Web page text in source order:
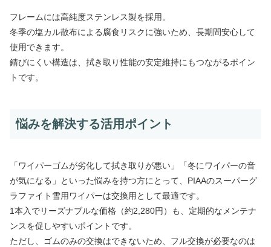
フレームには高純度ステンレス製を採用。
冬季の塩カル散布による腐食リスクに強いため、長期間安心して
使用できます。
錆びにくい構造は、拭き取り性能の安定維持にもつながるポイン
トです。
悩みを解決する活用ポイント
「ワイパーゴムが劣化して拭き取りが悪い」「冬にワイパーの音
が気になる」といった悩みを持つ方にとって、PIAAのスーパーグ
ラファイト雪用ワイパーは交換用として最適です。
1本入でリーズナブルな価格（約2,280円）も、定期的なメンテナ
ンスを促しやすいポイントです。
ただし、ゴムのみの交換はできないため、フル交換が必要なのは